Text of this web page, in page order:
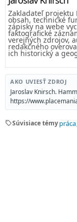
Zakladateľ projektu
obsah, technické
zápisky na webe
faktografické
verejných zdrojov,
redakčného
ich historický a
AKO UVIESŤ ZDROJ
Jaroslav Knirsch.
https://
sellSúvisiace témypráca